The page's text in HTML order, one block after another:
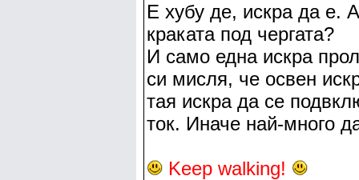
Е хубу де, искра да е.
краката под чергата?
И само една искра
си мисля, че освен
тая искра да се
ток. Иначе най-много
Keep walking!